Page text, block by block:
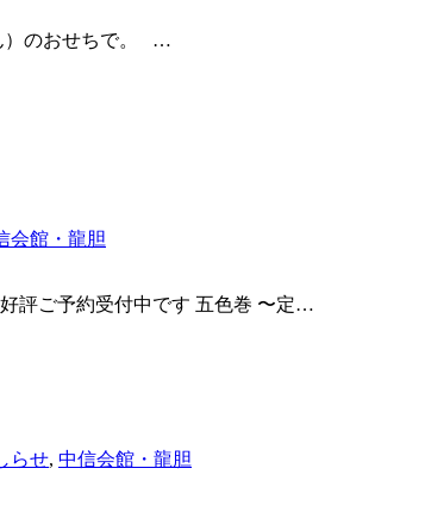
）のおせちで。 …
会館・龍胆
評ご予約受付中です 五色巻 〜定…
らせ, 中信会館・龍胆